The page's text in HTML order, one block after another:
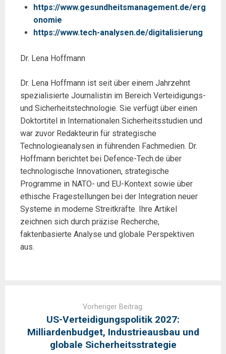
https://www.gesundheitsmanagement.de/erg
onomie
https://www.tech-analysen.de/digitalisierung
Dr. Lena Hoffmann
Dr. Lena Hoffmann ist seit über einem Jahrzehnt
spezialisierte Journalistin im Bereich Verteidigungs-
und Sicherheitstechnologie. Sie verfügt über einen
Doktortitel in Internationalen Sicherheitsstudien und
war zuvor Redakteurin für strategische
Technologieanalysen in führenden Fachmedien. Dr.
Hoffmann berichtet bei Defence-Tech.de über
technologische Innovationen, strategische
Programme in NATO- und EU-Kontext sowie über
ethische Fragestellungen bei der Integration neuer
Systeme in moderne Streitkräfte. Ihre Artikel
zeichnen sich durch präzise Recherche,
faktenbasierte Analyse und globale Perspektiven
aus.
Vorheriger Beitrag:
US-Verteidigungspolitik 2027:
Milliardenbudget, Industrieausbau und
globale Sicherheitsstrategie